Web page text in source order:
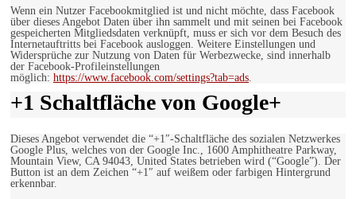
Wenn ein Nutzer Facebookmitglied ist und nicht möchte, dass Facebook
über dieses Angebot Daten über ihn sammelt und mit seinen bei Facebook
gespeicherten Mitgliedsdaten verknüpft, muss er sich vor dem Besuch des
Internetauftritts bei Facebook ausloggen. Weitere Einstellungen und
Widersprüche zur Nutzung von Daten für Werbezwecke, sind innerhalb
der Facebook-Profileinstellungen
möglich: https://www.facebook.com/settings?tab=ads.
+1 Schaltfläche von Google+
Dieses Angebot verwendet die “+1″-Schaltfläche des sozialen Netzwerkes
Google Plus, welches von der Google Inc., 1600 Amphitheatre Parkway,
Mountain View, CA 94043, United States betrieben wird (“Google”). Der
Button ist an dem Zeichen “+1″ auf weißem oder farbigen Hintergrund
erkennbar.